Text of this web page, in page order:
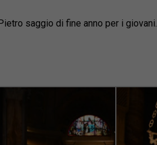
saggio di fine anno per i giovani.